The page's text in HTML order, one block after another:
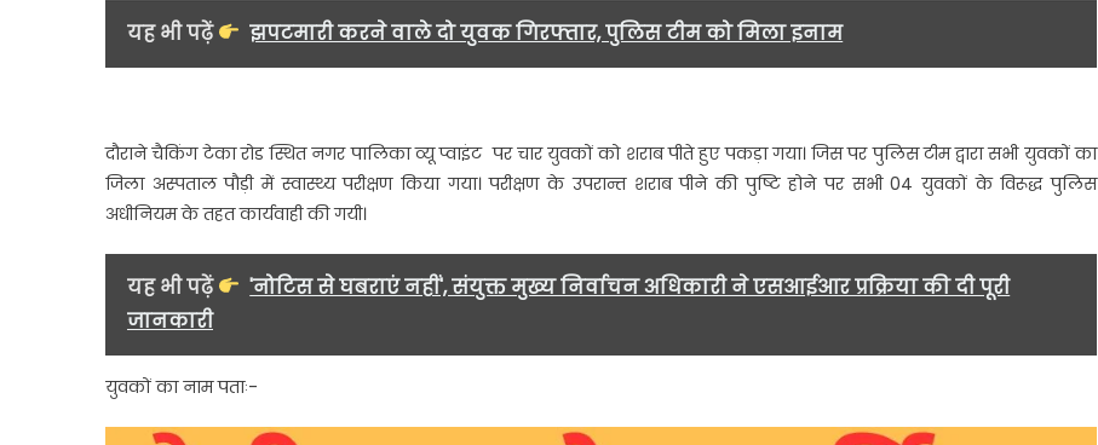
विरुद्ध
“ऑपरेशन
पुलिस
की
यह भी पढ़ें झपटमारी करने वाले दो युवक गिरफ्तार, पुलिस टीम को मिला इनाम
दौराने चैकिंग टेका रोड स्थित नगर पालिका व्यू प्वाइंट पर चार युवकों को शराब पीते हुए पकड़ा गया। जिस पर पुलिस टीम द्वारा सभी युवकों का
जिला अस्पताल पौड़ी में स्वास्थ्य परीक्षण किया गया। परीक्षण के उपरान्त शराब पीने की पुष्टि होने पर सभी 04 युवकों के विरूद्ध पुलिस
अधीनियम के तहत कार्यवाही की गयी।
यह भी पढ़ें
'नोटिस से घबराएं नहीं', संयुक्त मुख्य निर्वाचन अधिकारी ने एसआईआर प्रक्रिया की दी पूरी
जानकारी
युवकों का नाम पताः-